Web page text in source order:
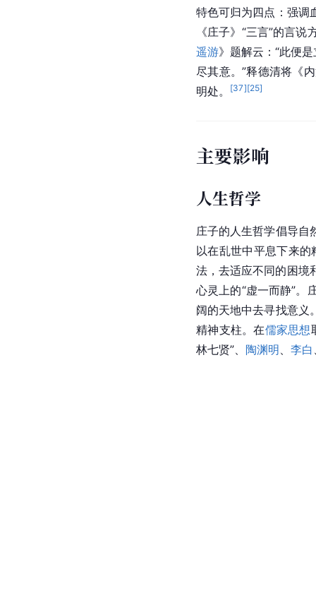
特色可归为四点：强调
《庄子》“三言”的言
遥游》题解云：“此便
尽其意。”释德清将《
明处。
[37][25]
主要影响
人生哲学
庄子的人生哲学倡导自
以在乱世中平息下来的
法，去适应不同的困境
心灵上的“虚一而静”。
阔的天地中去寻找意义
精神支柱。在儒家思想
林七贤”、 陶渊明、 李白